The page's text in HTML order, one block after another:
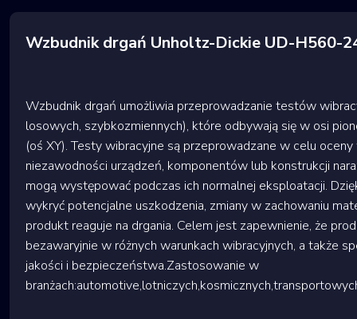
Wzbudnik drgań Unholtz-Dickie UD-H560-
Wzbudnik drgań umożliwia przeprowadzanie testów
losowych, szybkozmiennych), które odbywają się w osi
(oś XY). Testy wibracyjne są przeprowadzane w celu
niezawodności urządzeń, komponentów lub konstrukcji
mogą występować podczas ich normalnej eksploatacji.
wykryć potencjalne uszkodzenia, zmiany w zachowaniu
produkt reaguje na drgania. Celem jest zapewnienie, że
bezawaryjnie w różnych warunkach wibracyjnych, a także
jakości i bezpieczeństwa.Zastosowanie w